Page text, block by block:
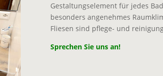
Gestaltungselement für jedes
besonders angenehmes
Fliesen sind pflege- und
Sprechen Sie uns an!